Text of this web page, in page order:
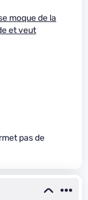
moque de la
et veut
pas de